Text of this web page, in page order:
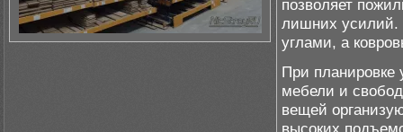
позволяет
лишних усилий.
углами, а
При
мебели и
вещей
высоких